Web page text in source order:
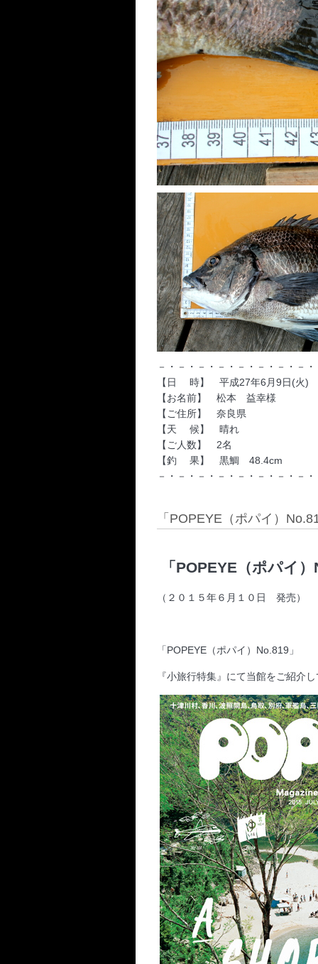
－・－・－・－・－・－・－・－
【日　 時】　平成27年6月9日(火)
【お名前】　松本　益幸様
【ご住所】　奈良県
【天　 候】　晴れ
【ご人数】　2名
【釣　 果】　黒鯛　48.4cm
－・－・－・－・－・－・－・－
「POPEYE（ポパイ）
「POPEYE（ポパイ
（２０１５年６月１０日 発売）
「POPEYE（ポパイ）No.819」
『小旅行特集』にて当館をご紹介